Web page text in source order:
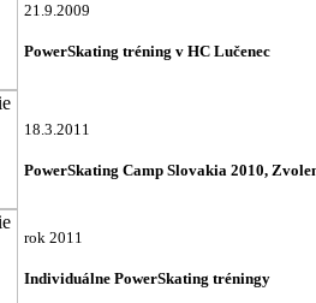
21.9.2009
PowerSkating tréning v HC Lučenec
18.3.2011
PowerSkating Camp Slovakia 2010,
rok 2011
Individuálne PowerSkating tréningy